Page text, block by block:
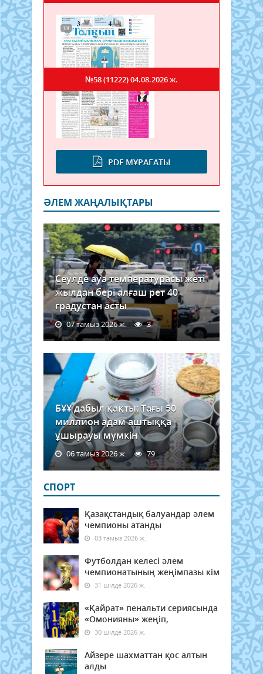
PDF МҰРАҒАТЫ
№58 (11222)04.08.2026 ж.
ӘЛЕМ ЖАҢАЛЫҚТАРЫ
Сеулде ауа температурасы жеті
жылдан бері алғаш рет 40
градустан асты
07 тамыз 2026 ж. 3
БҰҰ дабыл қақты: Тағы 50
миллион адам аштыққа
ұшырауы мүмкін
06 тамыз 2026 ж. 79
СПОРТ
Қазақстандық балуандар әлем
чемпионы атанды
03 тамыз 2026 ж.
Футболдан келесі әлем
чемпионатының жеңімпазы кім
31 шілде 2026 ж.
«Қайрат» пенальти сериясында
«Омонияны» жеңіп,
30 шілде 2026 ж.
Айзере шахматтан қос алтын
алды